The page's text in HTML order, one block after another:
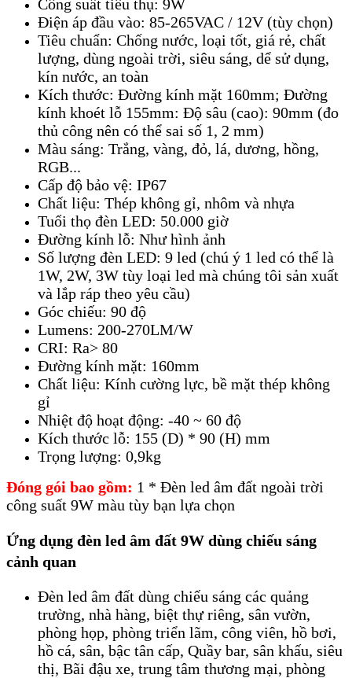
Công suất tiêu thụ: 9W
Điện áp đầu vào: 85-265VAC / 12V (tùy chọn)
Tiêu chuẩn: Chống nước, loại tốt, giá rẻ, chất
lượng, dùng ngoài trời, siêu sáng, dể sử dụng,
kín nước, an toàn
Kích thước: Đường kính mặt 160mm; Đường
kính khoét lỗ 155mm: Độ sâu (cao): 90mm (đo
thủ công nên có thể sai số 1, 2 mm)
Màu sáng: Trắng, vàng, đỏ, lá, dương, hồng,
RGB...
Cấp độ bảo vệ: IP67
Chất liệu: Thép không gỉ, nhôm và nhựa
Tuổi thọ đèn LED: 50.000 giờ
Đường kính lỗ: Như hình ảnh
Số lượng đèn LED: 9 led (chú ý 1 led có thể là
1W, 2W, 3W tùy loại led mà chúng tôi sản xuất
và lắp ráp theo yêu cầu)
Góc chiếu: 90 độ
Lumens: 200-270LM/W
CRI: Ra> 80
Đường kính mặt: 160mm
Chất liệu: Kính cường lực, bề mặt thép không
gỉ
Nhiệt độ hoạt động: -40 ~ 60 độ
Kích thước lỗ: 155 (D) * 90 (H) mm
Trọng lượng: 0,9kg
Đóng gói bao gồm: 1 * Đèn led âm đất ngoài trời
công suất 9W màu tùy bạn lựa chọn
Ứng dụng đèn led âm đất 9W dùng chiếu sáng
cảnh quan
Đèn led âm đất dùng chiếu sáng các quảng
trường, nhà hàng, biệt thự riêng, sân vườn,
phòng họp, phòng triển lãm, công viên, hồ bơi,
hồ cá, sân, bậc tân cấp, Quầy bar, sân khấu, siêu
thị, Bãi đậu xe, trung tâm thương mại, phòng